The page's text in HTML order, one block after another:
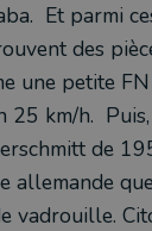
Et parmi
des
une petite
25 km/h.
de
allemande
vadrouille.